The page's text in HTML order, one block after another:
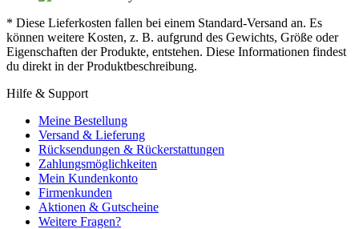
* Diese Lieferkosten fallen bei einem Standard-Versand an. Es
können weitere Kosten, z. B. aufgrund des Gewichts, Größe oder
Eigenschaften der Produkte, entstehen. Diese Informationen findest
du direkt in der Produktbeschreibung.
Hilfe & Support
Meine Bestellung
Versand & Lieferung
Rücksendungen & Rückerstattungen
Zahlungsmöglichkeiten
Mein Kundenkonto
Firmenkunden
Aktionen & Gutscheine
Weitere Fragen?